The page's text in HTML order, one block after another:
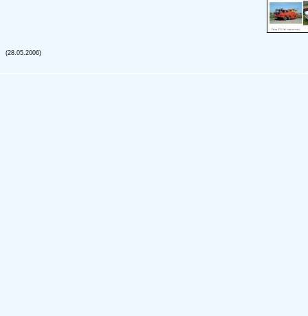
(28.05.2006)